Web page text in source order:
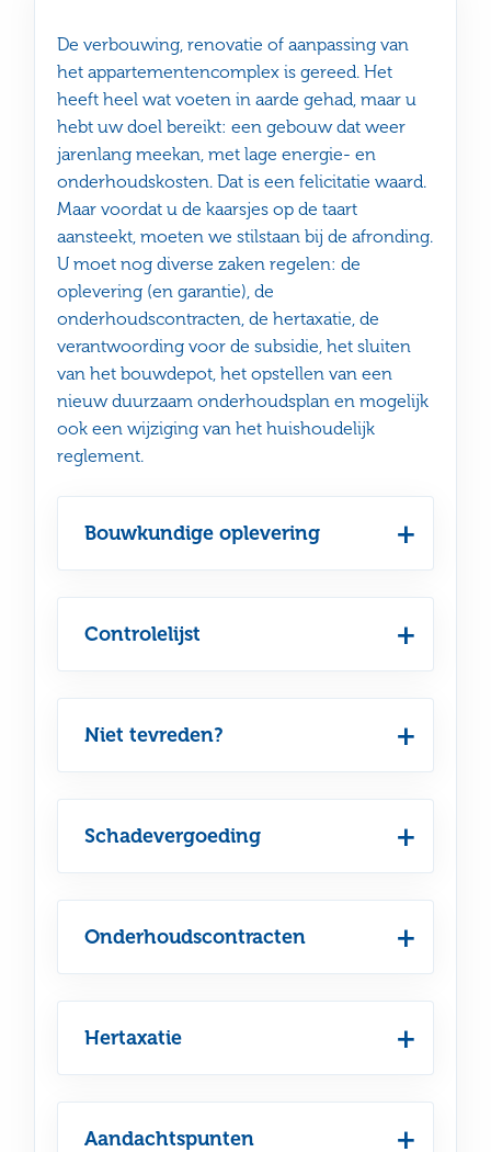
De verbouwing, renovatie of aanpassing van
het appartementencomplex is gereed. Het
heeft heel wat voeten in aarde gehad, maar u
hebt uw doel bereikt: een gebouw dat weer
jarenlang meekan, met lage energie- en
onderhoudskosten. Dat is een felicitatie waard.
Maar voordat u de kaarsjes op de taart
aansteekt, moeten we stilstaan bij de afronding.
U moet nog diverse zaken regelen: de
oplevering (en garantie), de
onderhoudscontracten, de hertaxatie, de
verantwoording voor de subsidie, het sluiten
van het bouwdepot, het opstellen van een
nieuw duurzaam onderhoudsplan en mogelijk
ook een wijziging van het huishoudelijk
reglement.
Bouwkundige oplevering
Controlelijst
Niet tevreden?
Schadevergoeding
Onderhoudscontracten
Hertaxatie
Aandachtspunten